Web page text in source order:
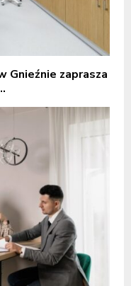
Gnieźnie zaprasza